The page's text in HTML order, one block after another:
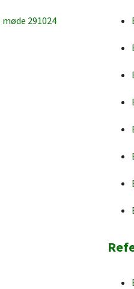
291024